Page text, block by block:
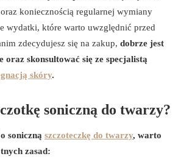
koniecznością regularnej wymiany
wydatki, które warto uwzględnić przed
zdecydujesz się na zakup, dobrze jest
oraz skonsultować się ze specjalistą
skóry.
soniczną do twarzy?
soniczną szczoteczkę do twarzy, warto
zasad: